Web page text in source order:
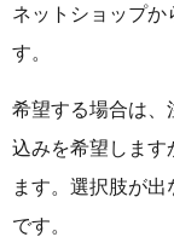
ネットショップか
す。
希望する場合は、
込みを希望します
ます。選択肢が
です。